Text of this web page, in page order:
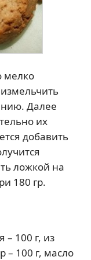
мелко
Далее
их
добавить
ложкой на
180 гр.
– 100 г, из
– 100 г, масло